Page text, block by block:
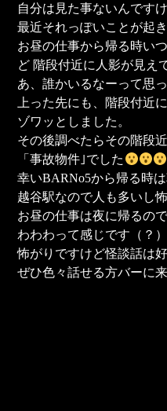
自分は見た事ないんです
最近それっぽいことが起
お昼の仕事から帰る時い
ど 階段付近に人影が見え
あ、誰かいるなーって思
上った先にも、階段付近
ゾワッとしました。
その後調べたらその階段
「事故物件｣でした
幸いBARNo5から帰る時
越谷駅なので人も多いし
お昼の仕事は夜に帰るの
わわわって感じです（？）
怖がりですけど怪談話は
ぜひ色々話せる方バーに